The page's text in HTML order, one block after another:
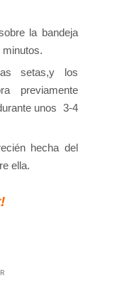
la bandeja
minutos.
setas,y los
previamente
unos 3-4
hecha del
ella.